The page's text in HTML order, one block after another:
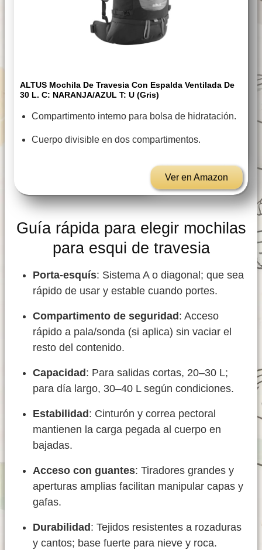
ALTUS Mochila De Travesia Con Espalda Ventilada De
30 L. C: NARANJA/AZUL T: U (Gris)
Compartimento interno para bolsa de hidratación.
Cuerpo divisible en dos compartimentos.
Ver en Amazon
Guía rápida para elegir mochilas
para esqui de travesia
Porta-esquís: Sistema A o diagonal; que sea
rápido de usar y estable cuando portes.
Compartimento de seguridad : Acceso
rápido a pala/sonda (si aplica) sin vaciar el
resto del contenido.
Capacidad : Para salidas cortas, 20–30 L;
para día largo, 30–40 L según condiciones.
Estabilidad : Cinturón y correa pectoral
mantienen la carga pegada al cuerpo en
bajadas.
Acceso con guantes: Tiradores grandes y
aperturas amplias facilitan manipular capas y
gafas.
Durabilidad : Tejidos resistentes a rozaduras
y cantos; base fuerte para nieve y roca.